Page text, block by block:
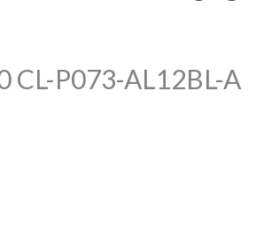
CL-P073-AL12BL-A